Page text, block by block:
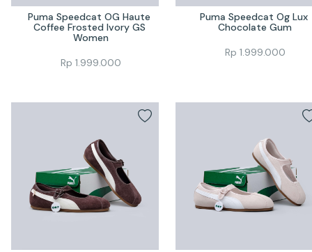
Puma Speedcat OG Haute
Coffee Frosted Ivory GS
Women
Rp 1.999.000
Puma Speedcat Og Lux
Chocolate Gum
Rp 1.999.000